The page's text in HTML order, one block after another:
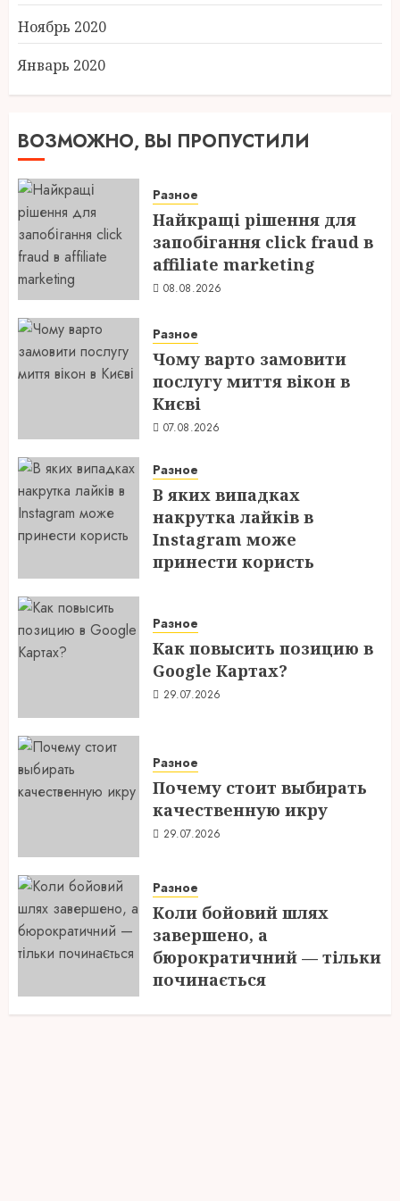
Ноябрь 2020
Январь 2020
ВОЗМОЖНО, ВЫ ПРОПУСТИЛИ
Разное
Найкращі рішення для
запобігання click fraud в
affiliate marketing
08.08.2026
Разное
Чому варто замовити
послугу миття вікон в
Києві
07.08.2026
Разное
В яких випадках
накрутка лайків в
Instagram може
принести користь
Разное
Как повысить позицию в
Google Картах?
29.07.2026
Разное
Почему стоит выбирать
качественную икру
29.07.2026
Разное
Коли бойовий шлях
завершено, а
бюрократичний — тільки
починається